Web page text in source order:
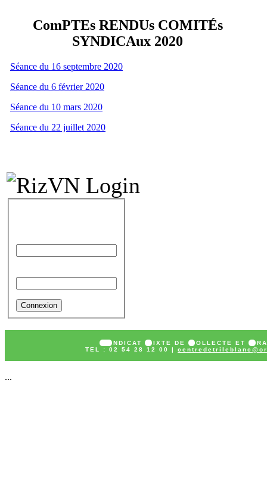
ComPTEs RENDUs COMITÉs
SYNDICAux 2020
Séance du 16 septembre 2020
Séance du 6 février 2020
Séance du 10 mars 2020
Séance du 22 juillet 2020
SY NDICAT MIXTE DE COLLECTE ET T
TEL : 02 54 28 12 00 |
...